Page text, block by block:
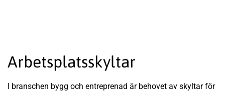
Arbetsplatsskyltar
I branschen bygg och entreprenad är behovet av skyltar för